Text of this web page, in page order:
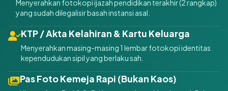
Menyerahkan fotokopi ijazah pendidikan terakhir (2 rangkap)
yang sudah dilegalisir basah instansi asal.
KTP / Akta Kelahiran & Kartu Keluarga
Menyerahkan masing-masing 1 lembar fotokopi identitas
kependudukan sipil yang berlaku sah.
Pas Foto Kemeja Rapi (Bukan Kaos)